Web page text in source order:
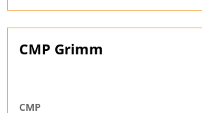
CMP Grimm
CMP